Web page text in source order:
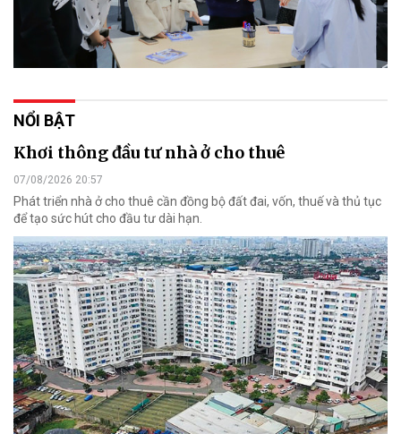
NỔI BẬT
Khơi thông đầu tư nhà ở cho thuê
07/08/2026 20:57
Phát triển nhà ở cho thuê cần đồng bộ đất đai, vốn, thuế và thủ tục
để tạo sức hút cho đầu tư dài hạn.